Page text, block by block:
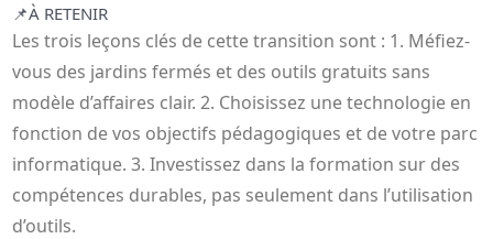
📌À RETENIR
Les trois leçons clés de cette transition sont : 1. Méfiez-
vous des jardins fermés et des outils gratuits sans
modèle d’affaires clair. 2. Choisissez une technologie en
fonction de vos objectifs pédagogiques et de votre parc
informatique. 3. Investissez dans la formation sur des
compétences durables, pas seulement dans l’utilisation
d’outils.